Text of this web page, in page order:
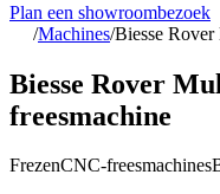
Plan een showroombezoek
/Machines/Biesse
Biesse Rover
freesmachine
FrezenCNC-freesmachines